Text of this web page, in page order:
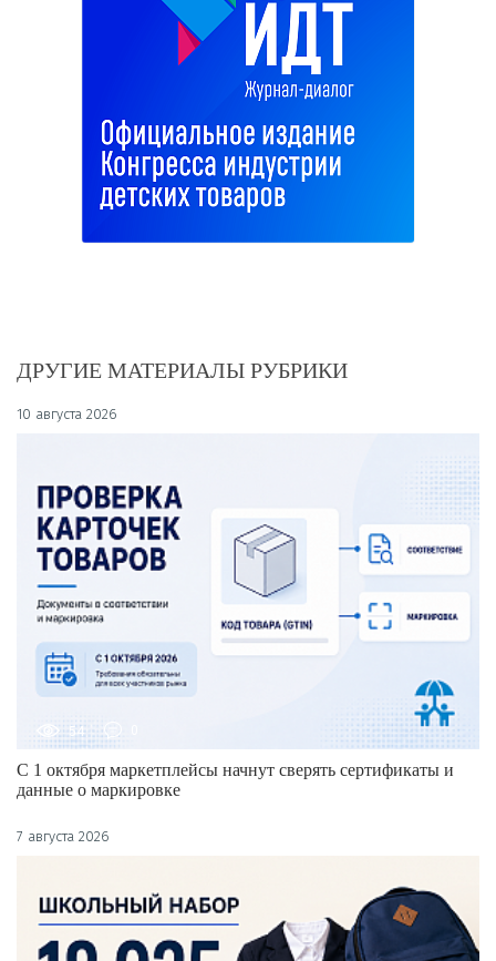
ДРУГИЕ МАТЕРИАЛЫ РУБРИКИ
10 августа 2026
54
С 1 октября маркетплейсы начнут сверять сертификаты и
данные о маркировке
7 августа 2026